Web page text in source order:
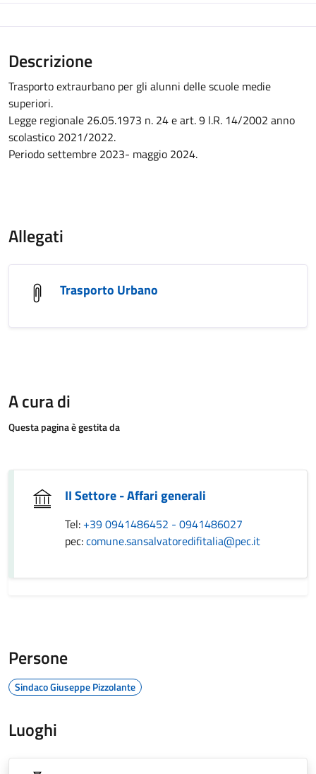
Descrizione
Trasporto extraurbano per gli alunni delle scuole medie
superiori.
Legge regionale 26.05.1973 n. 24 e art. 9 l.R. 14/2002 anno
scolastico 2021/2022.
Periodo settembre 2023- maggio 2024.
Allegati
Trasporto Urbano
A cura di
Questa pagina è gestita da
II Settore - Affari generali
Tel: +39 0941486452 - 0941486027
pec:comune.sansalvatoredifitalia@pec.it
Persone
Sindaco Giuseppe Pizzolante
Luoghi